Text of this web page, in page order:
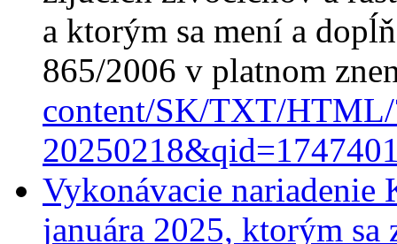
a ktorým sa mení a
865/2006 v platnom
content/SK/TXT/
Vykonávacie
januára 2025, ktorým sa